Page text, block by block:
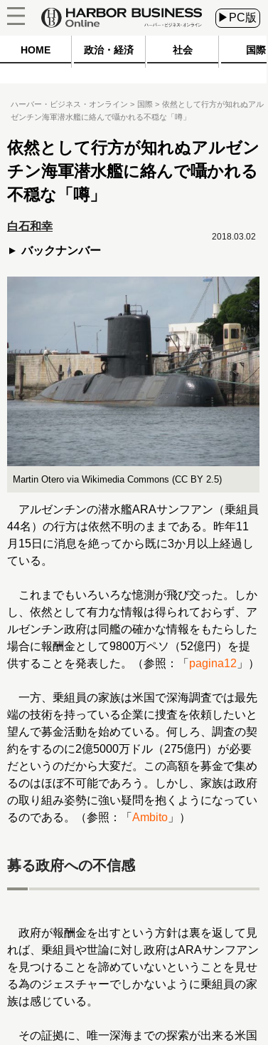
▶PC版
HOME 政治・経済 社会 国際
ハーバー・ビジネス・オンライン 国際
依然として行方が知れぬアル
ゼンチン海軍潜水艦に絡んで囁かれる不穏な「噂」
依然として行方が知れぬアルゼン
チン海軍潜水艦に絡んで囁かれる
不穏な「噂」
白石和幸
バックナンバー
2018.03.02
Martin Otero via Wikimedia Commons (CC BY 2.5)
アルゼンチンの潜水艦ARAサンフアン（乗組員
44名）の行方は依然不明のままである。昨年11
月15日に消息を絶ってから既に3か月以上経過し
ている。
これまでもいろいろな憶測が飛び交った。しか
し、依然として有力な情報は得られておらず、ア
ルゼンチン政府は同艦の確かな情報をもたらした
場合に報酬金として9800万ペソ（52億円）を提
供することを発表した。（参照：「 pagina12 」）
一方、乗組員の家族は米国で深海調査では最先
端の技術を持っている企業に捜査を依頼したいと
望んで募金活動を始めている。何しろ、調査の契
約をするのに2億5000万ドル（275億円）が必要
だというのだから大変だ。この高額を募金で集め
るのはほぼ不可能であろう。しかし、家族は政府
の取り組み姿勢に強い疑問を抱くようになってい
るのである。（参照：「 Ambito 」）
募る政府への不信感
政府が報酬金を出すという方針は裏を返して見
れば、乗組員や世論に対し政府はARAサンフアン
を見つけることを諦めていないということを見せ
る為のジェスチャーでしかないように乗組員の家
族は感じている。
その証拠に、唯一深海までの探索が出来る米国